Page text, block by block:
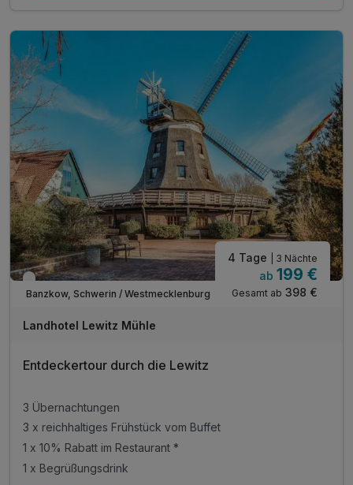
inkl. Sauna Nutzung
inkl. Nutzung W-Lan
Verfügbar bis November
Banzkow, Schwerin / Westmecklenburg
4 Tage | 3 Nächte
ab 199 €
Gesamt ab 398 €
Landhotel Lewitz Mühle
Entdeckertour durch die Lewitz
3 Übernachtungen
3 x reichhaltiges Frühstück vom Buffet
1 x 10% Rabatt im Restaurant *
1 x Begrüßungsdrink